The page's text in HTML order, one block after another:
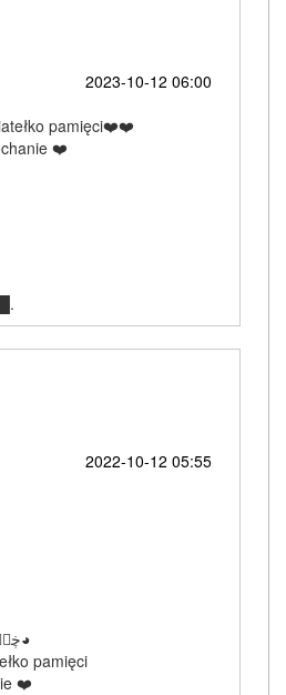
2023-10-12 06:00
pamięci❤️❤️
❤️
2022-10-12 05:55
‎◕ڿڰۣ◕ڿڰۣ◕ڿڰۣڿ◕ڰۣ◕
pamięci
❤️